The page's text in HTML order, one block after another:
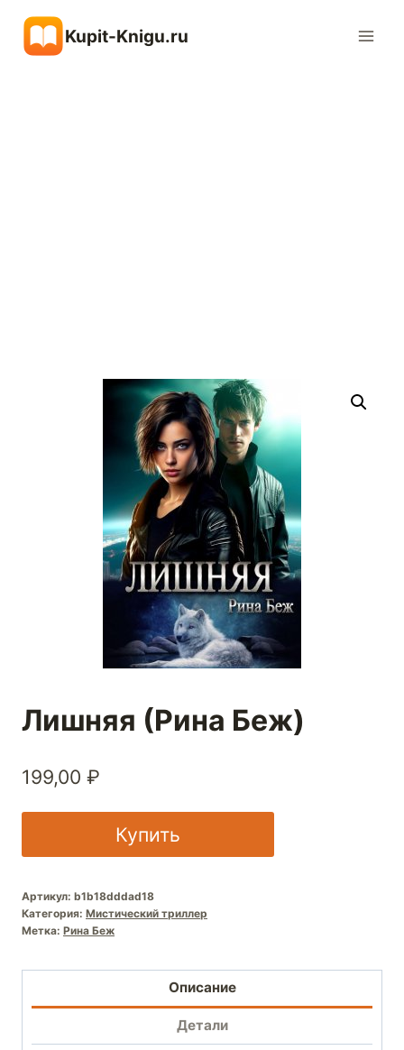
содержимому
Kupit-Knigu.ru
Лишняя (Рина Беж)
199,00 ₽
Купить
Артикул: b1b18dddad18
Категория: Мистический триллер
Метка: Рина Беж
Описание
Детали